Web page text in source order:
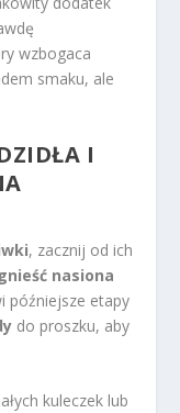
wzbogaca
smaku, ale
I
, zacznij od ich
nasiona
późniejsze etapy
do proszku, aby
kuleczek lub